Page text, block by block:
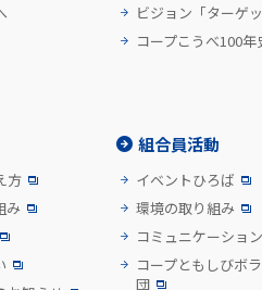
ビジョン「ターゲッ
コープこうべ100年
方
み
組合員活動
イベントひろば
環境の取り組み
コミュニケーショ
コープともしびボ
団